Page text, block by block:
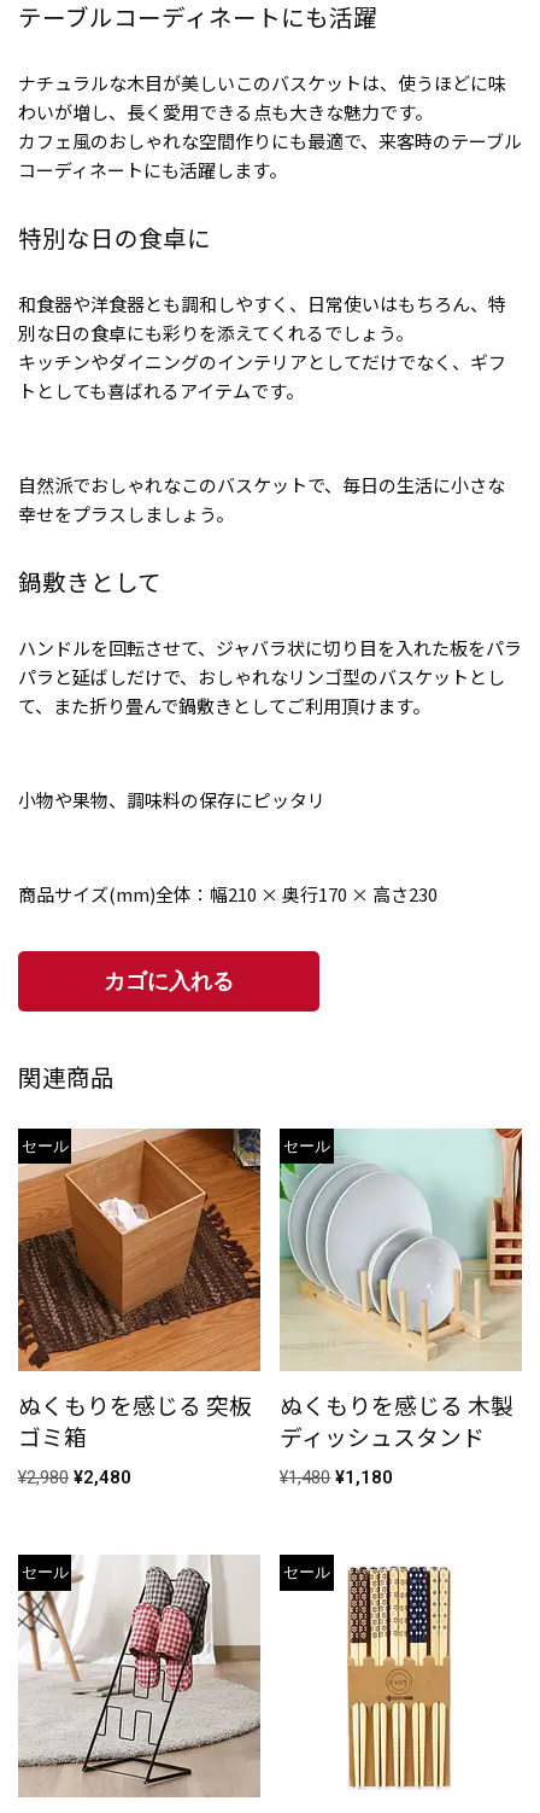
テーブルコーディネートにも活躍
ナチュラルな木目が美しいこのバスケットは、使うほどに味
わいが増し、長く愛用できる点も大きな魅力です。
カフェ風のおしゃれな空間作りにも最適で、来客時のテーブル
コーディネートにも活躍します。
特別な日の食卓に
和食器や洋食器とも調和しやすく、日常使いはもちろん、特
別な日の食卓にも彩りを添えてくれるでしょう。
キッチンやダイニングのインテリアとしてだけでなく、ギフ
トとしても喜ばれるアイテムです。
自然派でおしゃれなこのバスケットで、毎日の生活に小さな
幸せをプラスしましょう。
鍋敷きとして
ハンドルを回転させて、ジャバラ状に切り目を入れた板をパラ
パラと延ばしだけで、おしゃれなリンゴ型のバスケットとし
て、また折り畳んで鍋敷きとしてご利用頂けます。
小物や果物、調味料の保存にピッタリ
商品サイズ(mm)全体：幅210 × 奥行170 × 高さ230
関連商品
セール
ぬくもりを感じる 突板
ゴミ箱
¥2,980 ¥2,480
セール
ぬくもりを感じる 木製
ディッシュスタンド
¥1,480 ¥1,180
セール セール